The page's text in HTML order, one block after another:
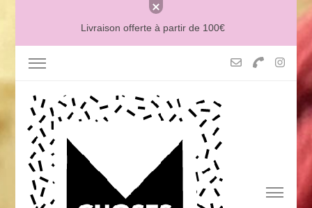
Livraison offerte à partir de 100€
MERCERIE MCHOSES